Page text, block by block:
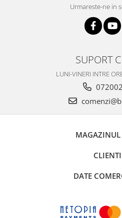
Touchscreen Samsung
Urmareste-ne in
SUPORT
LUNI-VINERI INTRE
MAGAZINUL
CLIENTI
DATE